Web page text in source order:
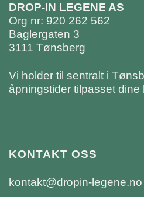
DROP-IN LEGENE AS
Org nr: 920 262 562
Baglergaten 3
3111 Tønsberg
Vi holder til sentralt i
åpningstider tilpasset dine
KONTAKT OSS
kontakt@dropin-legene.no